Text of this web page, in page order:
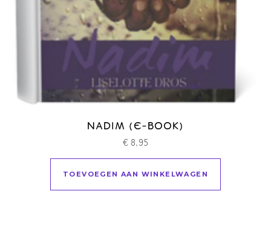
NADIM (E-BOOK)
€ 8,95
TOEVOEGEN AAN WINKELWAGEN